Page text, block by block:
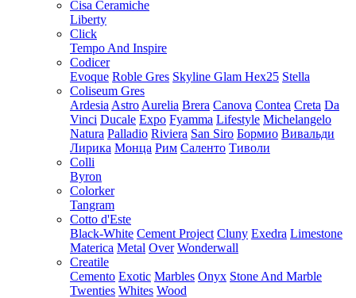
Cisa Ceramiche
Liberty
Click
Tempo And Inspire
Codicer
Evoque Roble Gres Skyline Glam Hex25 Stella
Coliseum Gres
Ardesia Astro Aurelia Brera Canova Contea Creta Da
Vinci Ducale Expo Fyamma Lifestyle Michelangelo
Natura Palladio Riviera San Siro Бормио Вивальди
Лирика Монца Рим Саленто Тиволи
Colli
Byron
Colorker
Tangram
Cotto d'Este
Black-White Cement Project Cluny Exedra Limestone
Materica Metal Over Wonderwall
Creatile
Cemento Exotic Marbles Onyx Stone And Marble
Twenties Whites Wood